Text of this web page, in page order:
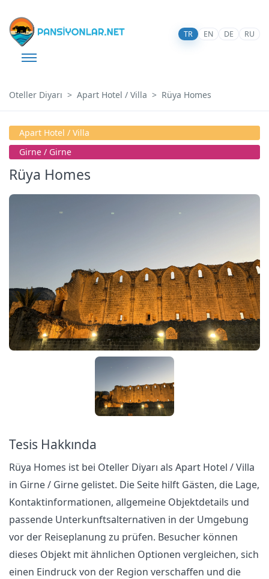
TR EN DE RU
Oteller Diyarı Apart Hotel / Villa Rüya Homes
Apart Hotel / Villa
Girne / Girne
Rüya Homes
Tesis Hakkında
Rüya Homes ist bei Oteller Diyarı als Apart Hotel / Villa
in Girne / Girne gelistet. Die Seite hilft Gästen, die Lage,
Kontaktinformationen, allgemeine Objektdetails und
passende Unterkunftsalternativen in der Umgebung
vor der Reiseplanung zu prüfen. Besucher können
dieses Objekt mit ähnlichen Optionen vergleichen, sich
einen Eindruck von der Region verschaffen und die